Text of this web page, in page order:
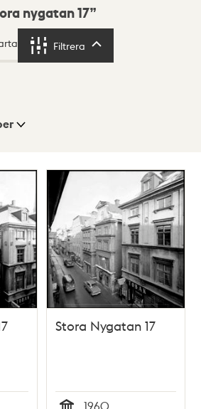
nygatan 17
Filtrera
Stora Nygatan 17